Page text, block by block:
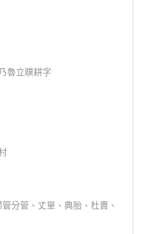
魯立贌耕字
分管、丈單、典胎、杜賣、